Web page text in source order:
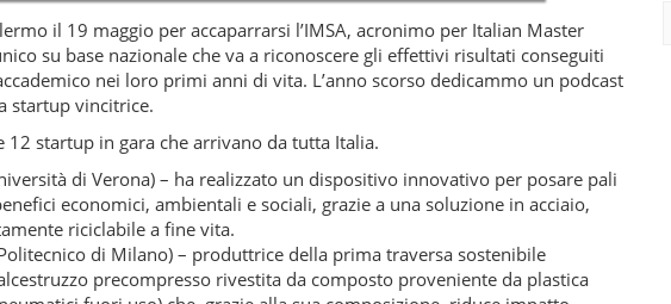
il 19 maggio per accaparrarsi l’IMSA, acronimo per Italian Master
su base nazionale che va a riconoscere gli effettivi risultati conseguiti
nei loro primi anni di vita. L’anno scorso dedicammo un podcast
startup vincitrice.
12 startup in gara che arrivano da tutta Italia.
di Verona) – ha realizzato un dispositivo innovativo per posare pali
economici, ambientali e sociali, grazie a una soluzione in acciaio,
riciclabile a fine vita.
di Milano) – produttrice della prima traversa sostenibile
precompresso rivestita da composto proveniente da plastica